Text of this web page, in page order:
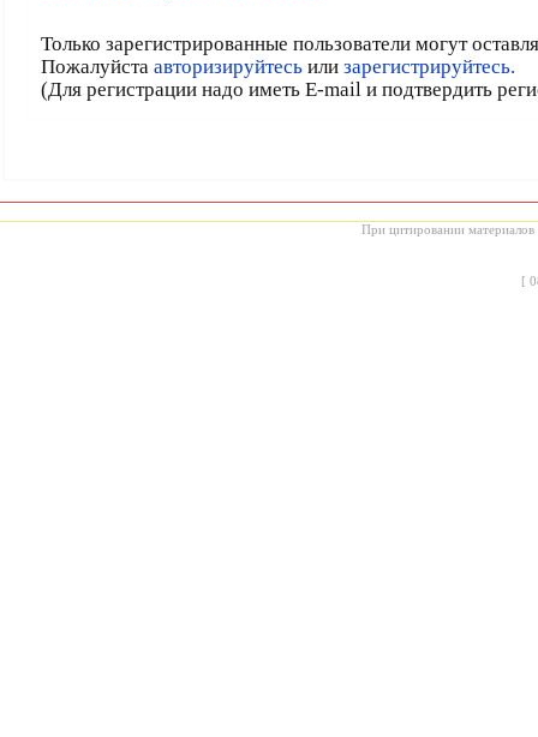
Только зарегистрированные пользователи могут
Пожалуйста авторизируйтесь или зарегистрируйтесь.
(Для регистрации надо иметь E-mail и подтвердить
При цитировании материалов
[